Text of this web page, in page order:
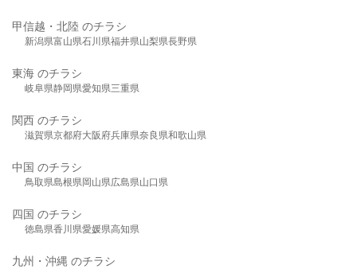
甲信越・北陸 のチラシ
新潟県富山県石川県福井県山梨県長野県
東海 のチラシ
岐阜県静岡県愛知県三重県
関西 のチラシ
滋賀県京都府大阪府兵庫県奈良県和歌山県
中国 のチラシ
鳥取県島根県岡山県広島県山口県
四国 のチラシ
徳島県香川県愛媛県高知県
九州・沖縄 のチラシ